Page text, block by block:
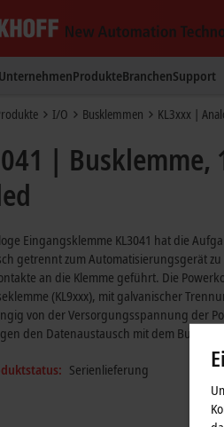
UnternehmenProdukteBranchenSupport
I/O Busklemmen KL3xxx |
|
Eingangsklemme KL3041 hat die
getrennt zum Automatisierungsgerät
an die Klemme geführt. Die
(KL9xxx), mit galvanischer
von der Versorgungsspannung der
den Datenaustausch mit dem
Serienlieferung